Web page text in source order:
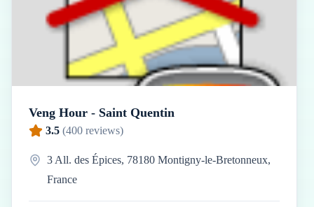
Veng Hour - Saint Quentin
3.5 (400 reviews)
3 All. des Épices, 78180 Montigny-le-Bretonneux,
France